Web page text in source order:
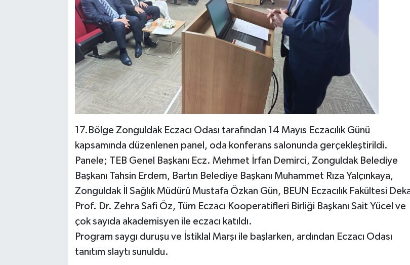
17.Bölge Zonguldak Eczacı Odası tarafından 14 Mayıs Eczacılık Günü
kapsamında düzenlenen panel, oda konferans salonunda gerçekleştirildi.
Panele; TEB Genel Başkanı Ecz. Mehmet İrfan Demirci, Zonguldak Belediye
Başkanı Tahsin Erdem, Bartın Belediye Başkanı Muhammet Rıza Yalçınkaya,
Zonguldak İl Sağlık Müdürü Mustafa Özkan Gün, BEUN Eczacılık Fakültesi
Prof. Dr. Zehra Safi Öz, Tüm Eczacı Kooperatifleri Birliği Başkanı Sait Yücel ve
çok sayıda akademisyen ile eczacı katıldı.
Program saygı duruşu ve İstiklal Marşı ile başlarken, ardından Eczacı Odası
tanıtım slaytı sunuldu.